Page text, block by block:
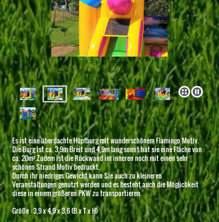
Es ist eine überdachte Hüpfburg mit wunderschönem Flamingo Motiv.
Die Burg ist ca. 3,9m Breit und 4,9m lang somit hat sie eine Fläche von
ca. 20m².Zudem ist die Rückwand im inneren noch mit einen sehr
schönen Strand Motiv bedruckt.
Durch ihr niedriges Gewicht kann Sie auch zu kleineren
Veranstaltungen genutzt werden und es besteht auch die Möglichkeit
diese in einem größeren PKW zu transportieren.
Größe : 3,9 x 4,9 x 3,6 (B x T x H)